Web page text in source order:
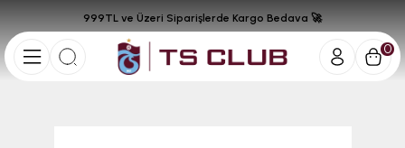
0
999TL ve Üzeri Siparişlerde Kargo Bedava 🚀